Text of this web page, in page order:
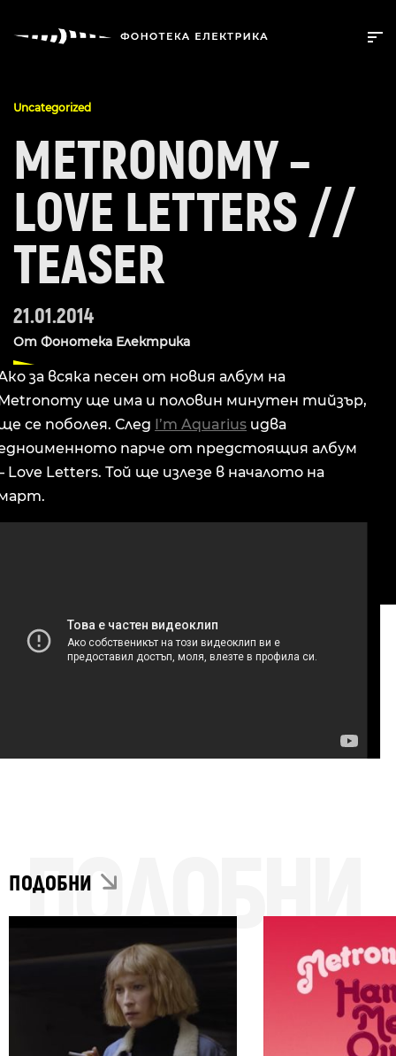
Uncategorized
METRONOMY –
LOVE LETTERS //
TEASER
21.01.2014
От Фонотека Електрика
за всяка песен от новия албум на
ще има и половин минутен тийзър,
се поболея. След I’m Aquarius идва
парче от предстоящия албум
Love Letters. Той ще излезе в началото на
ПОДОБНИ
ПОДОБНИ